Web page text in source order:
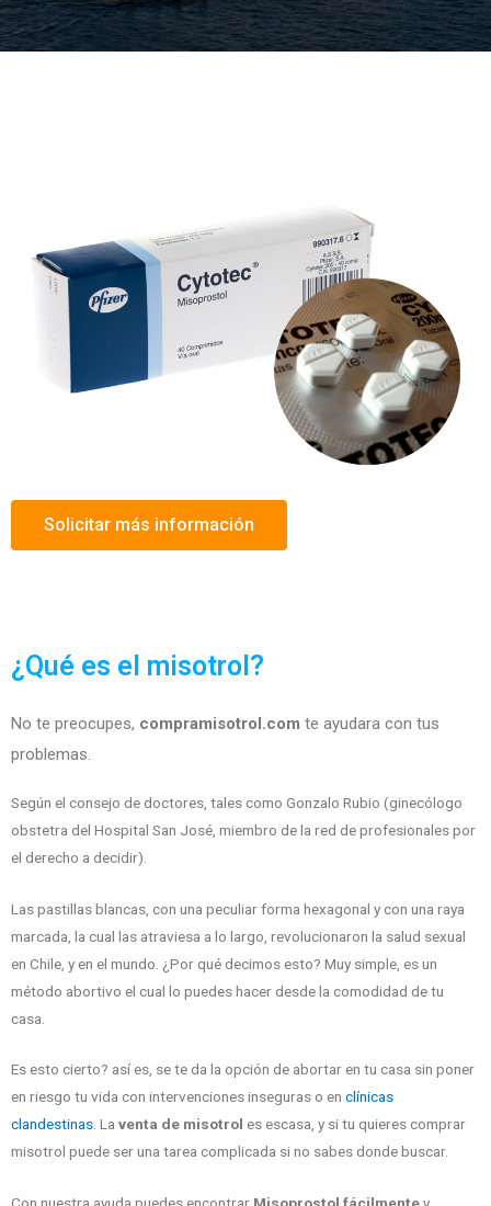
Solicitar más información
¿Qué es el misotrol?
No te preocupes, compramisotrol.com te ayudara con tus
problemas.
Según el consejo de doctores, tales como Gonzalo Rubio (ginecólogo
obstetra del Hospital San José, miembro de la red de profesionales por
el derecho a decidir).
Las pastillas blancas, con una peculiar forma hexagonal y con una raya
marcada, la cual las atraviesa a lo largo, revolucionaron la salud sexual
en Chile, y en el mundo. ¿Por qué decimos esto? Muy simple, es un
método abortivo el cual lo puedes hacer desde la comodidad de tu
casa.
Es esto cierto? así es, se te da la opción de abortar en tu casa sin poner
en riesgo tu vida con intervenciones inseguras o en clínicas
clandestinas. La venta de misotrol es escasa, y si tu quieres comprar
misotrol puede ser una tarea complicada si no sabes donde buscar.